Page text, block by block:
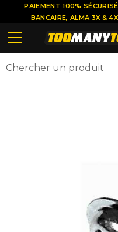
PAIEMENT 100%
BANCAIRE, ALMA 3X &